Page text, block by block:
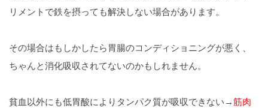
リメントで鉄を摂っても解決しない場合があります。
その場合はもしかしたら胃腸のコンディショニングが悪く、
ちゃんと消化吸収されてないのかもしれません。
貧血以外にも低胃酸によりタンパク質が吸収できない→筋肉